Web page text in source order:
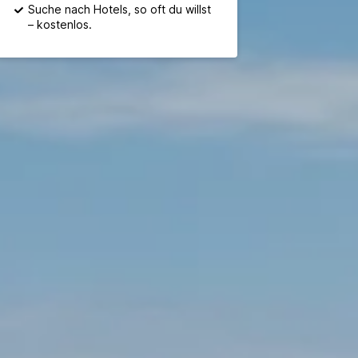
Suche nach Hotels, so oft du willst
– kostenlos.